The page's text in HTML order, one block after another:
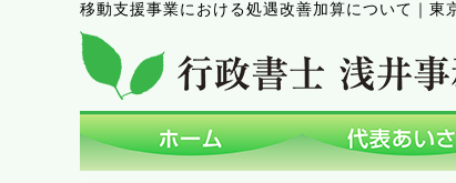
移動支援事業における処遇改善加算について 東